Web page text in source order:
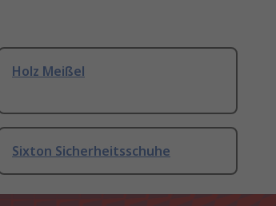
Holz Meißel
Sixton Sicherheitsschuhe